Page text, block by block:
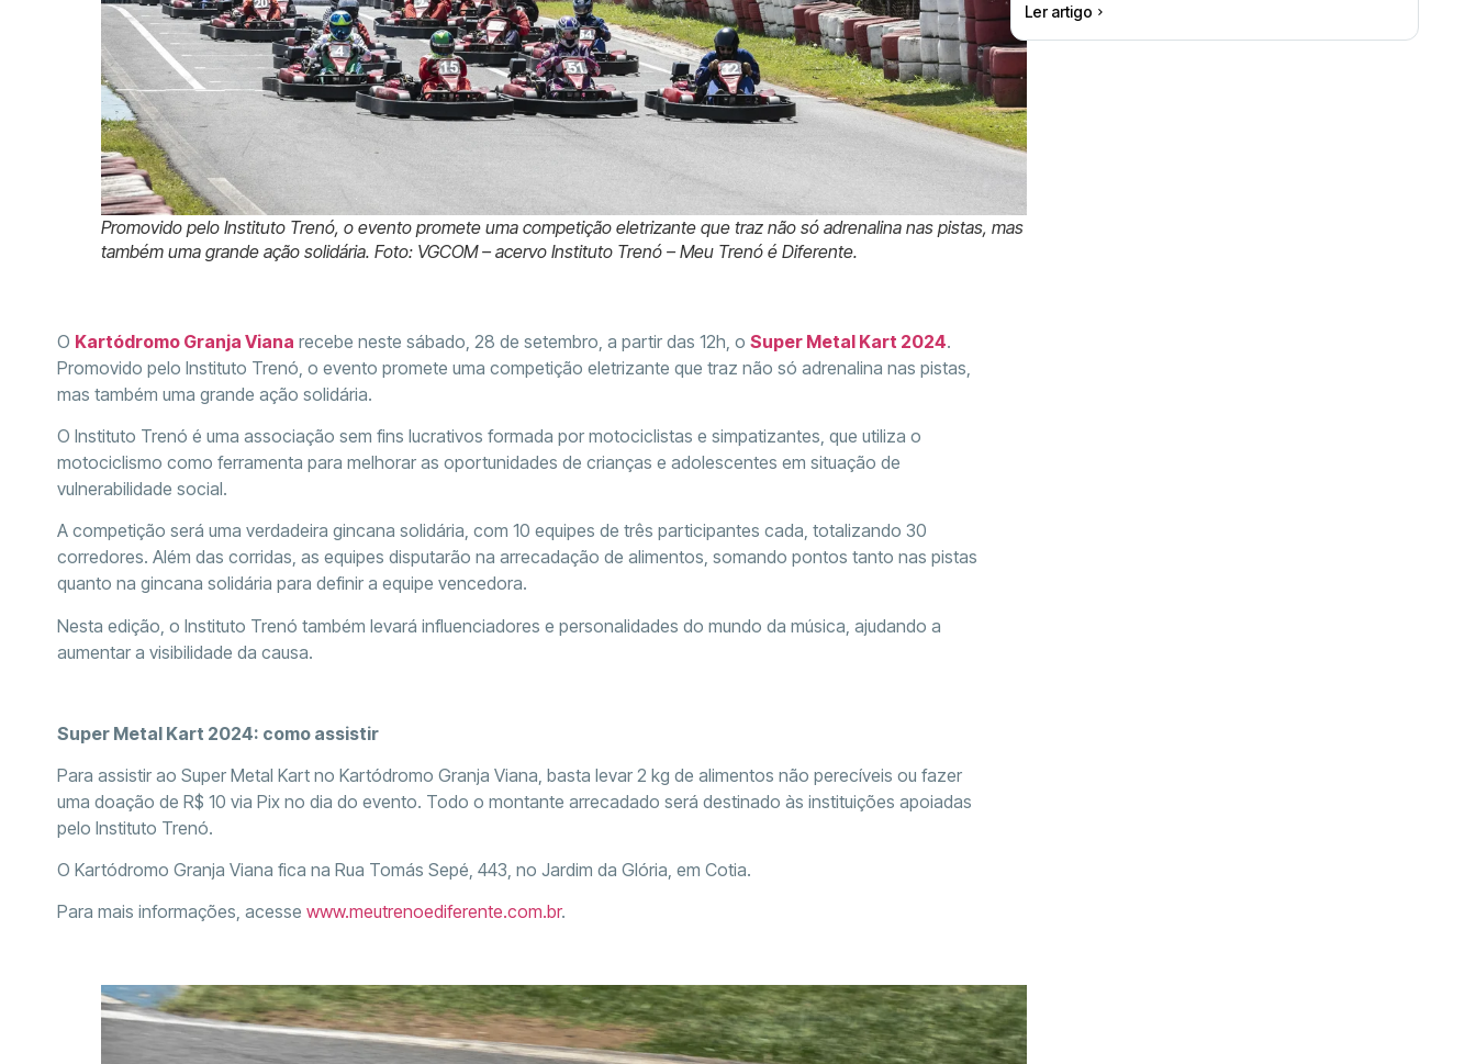
Promovido pelo Instituto Trenó, o evento promete uma competição eletrizante que traz não só adrenalina nas pistas, mas
também uma grande ação solidária. Foto: VGCOM – acervo Instituto Trenó – Meu Trenó é Diferente.
O Kartódromo Granja Viana recebe neste sábado, 28 de setembro, a partir das 12h, o Super Metal Kart 2024.
Promovido pelo Instituto Trenó, o evento promete uma competição eletrizante que traz não só adrenalina nas pistas,
mas também uma grande ação solidária.
O Instituto Trenó é uma associação sem fins lucrativos formada por motociclistas e simpatizantes, que utiliza o
motociclismo como ferramenta para melhorar as oportunidades de crianças e adolescentes em situação de
vulnerabilidade social.
A competição será uma verdadeira gincana solidária, com 10 equipes de três participantes cada, totalizando 30
corredores. Além das corridas, as equipes disputarão na arrecadação de alimentos, somando pontos tanto nas pistas
quanto na gincana solidária para definir a equipe vencedora.
Nesta edição, o Instituto Trenó também levará influenciadores e personalidades do mundo da música, ajudando a
aumentar a visibilidade da causa.
Super Metal Kart 2024: como assistir
Para assistir ao Super Metal Kart no Kartódromo Granja Viana, basta levar 2 kg de alimentos não perecíveis ou fazer
uma doação de R$ 10 via Pix no dia do evento. Todo o montante arrecadado será destinado às instituições apoiadas
pelo Instituto Trenó.
O Kartódromo Granja Viana fica na Rua Tomás Sepé, 443, no Jardim da Glória, em Cotia.
Para mais informações, acesse www.meutrenoediferente.com.br.
Ler artigo